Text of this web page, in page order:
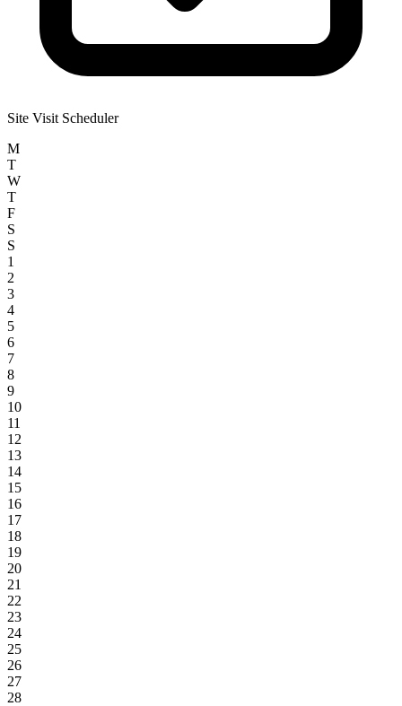
Site Visit Scheduler
M
T
W
T
F
S
S
1
2
3
4
5
6
7
8
9
10
11
12
13
14
15
16
17
18
19
20
21
22
23
24
25
26
27
28